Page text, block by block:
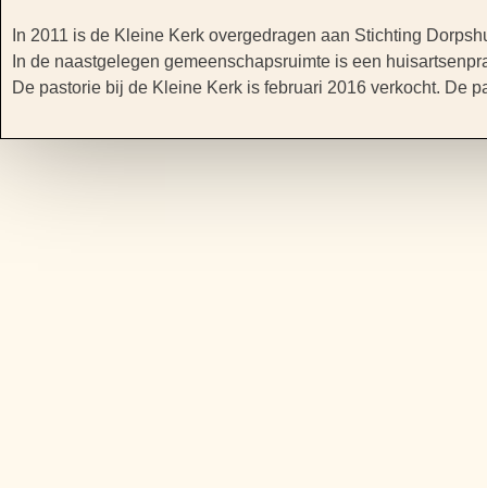
In 2011 is de Kleine Kerk overgedragen aan Stichting
In de naastgelegen gemeenschapsruimte is een
De pastorie bij de Kleine Kerk is februari 2016 verkocht. De